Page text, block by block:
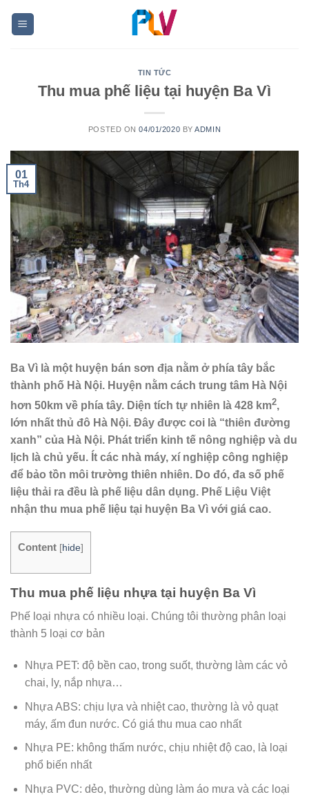
TIN TỨC
Thu mua phế liệu tại huyện Ba Vì
POSTED ON04/01/2020 BYADMIN
01
Th4
Ba Vì là một huyện bán sơn địa nằm ở phía tây bắc
thành phố Hà Nội. Huyện nằm cách trung tâm Hà Nội
hơn 50km về phía tây. Diện tích tự nhiên là 428 km2,
lớn nhất thủ đô Hà Nội. Đây được coi là “thiên đường
xanh” của Hà Nội. Phát triển kinh tế nông nghiệp và du
lịch là chủ yếu. Ít các nhà máy, xí nghiệp công nghiệp
để bảo tồn môi trường thiên nhiên. Do đó, đa số phế
liệu thải ra đều là phế liệu dân dụng. Phế Liệu Việt
nhận thu mua phế liệu tại huyện Ba Vì với giá cao.
Content [hide]
Thu mua phế liệu nhựa tại huyện Ba Vì
Phế loại nhựa có nhiều loại. Chúng tôi thường phân loại
thành 5 loại cơ bản
Nhựa PET: độ bền cao, trong suốt, thường làm các vỏ
chai, ly, nắp nhựa…
Nhựa ABS: chịu lựa và nhiệt cao, thường là vỏ quạt
máy, ấm đun nước. Có giá thu mua cao nhất
Nhựa PE: không thấm nước, chịu nhiệt độ cao, là loại
phổ biến nhất
Nhựa PVC: dẻo, thường dùng làm áo mưa và các loại